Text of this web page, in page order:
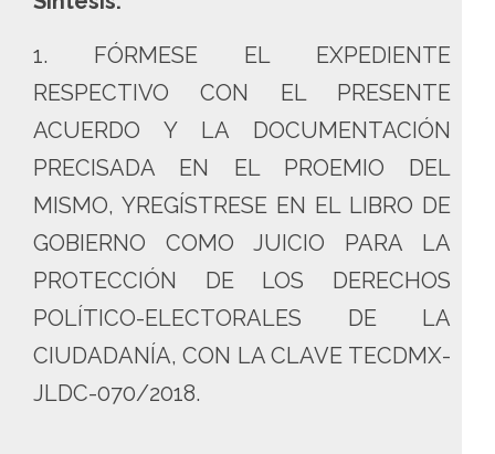
1. FÓRMESE EL EXPEDIENTE
RESPECTIVO CON EL PRESENTE
ACUERDO Y LA DOCUMENTACIÓN
PRECISADA EN EL PROEMIO DEL
MISMO, YREGÍSTRESE EN EL LIBRO DE
GOBIERNO COMO JUICIO PARA LA
PROTECCIÓN DE LOS DERECHOS
POLÍTICO-ELECTORALES DE LA
CIUDADANÍA, CON LA CLAVE TECDMX-
JLDC-070/2018.